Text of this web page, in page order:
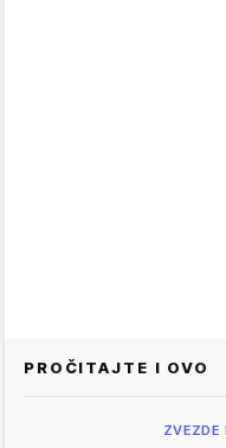
PROČITAJTE I OVO
ZVEZDE